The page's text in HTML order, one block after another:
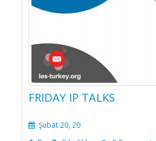
FRIDAY IP TALKS
Şubat 20, 20